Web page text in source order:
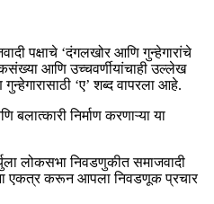
पक्षाचे ‘दंगलखोर आणि गुन्हेगारांचे
आणि उच्चवर्णीयांचाही उल्लेख
‘ए’ शब्द वापरला आहे.
निर्माण करणाऱ्या या
लोकसभा निवडणुकीत समाजवादी
एकत्र करून आपला निवडणूक प्रचार